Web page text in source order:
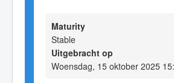
Maturity
Stable
Uitgebracht op
Woensdag, 15 oktober 2025